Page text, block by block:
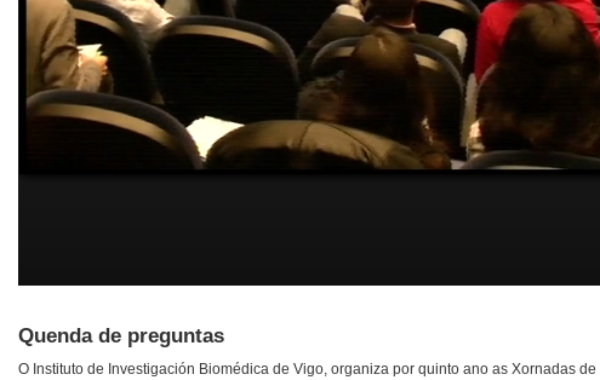
Quenda de preguntas
O Instituto de Investigación Biomédica de Vigo, organiza por quinto ano as Xornadas